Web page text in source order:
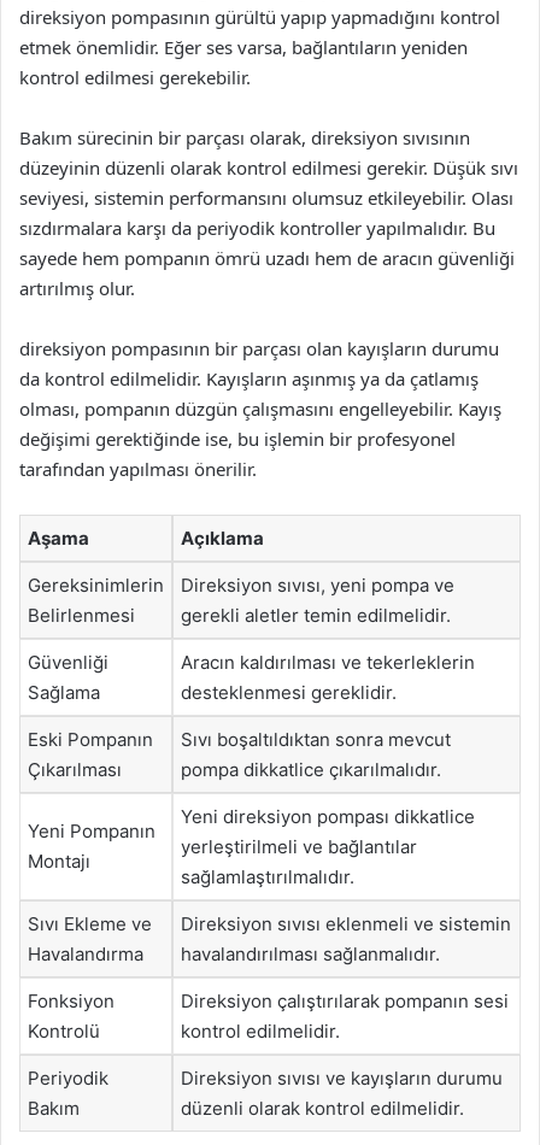
direksiyon pompasının gürültü yapıp yapmadığını kontrol
etmek önemlidir. Eğer ses varsa, bağlantıların yeniden
kontrol edilmesi gerekebilir.
Bakım sürecinin bir parçası olarak, direksiyon sıvısının
düzeyinin düzenli olarak kontrol edilmesi gerekir. Düşük sıvı
seviyesi, sistemin performansını olumsuz etkileyebilir. Olası
sızdırmalara karşı da periyodik kontroller yapılmalıdır. Bu
sayede hem pompanın ömrü uzadı hem de aracın güvenliği
artırılmış olur.
direksiyon pompasının bir parçası olan kayışların durumu
da kontrol edilmelidir. Kayışların aşınmış ya da çatlamış
olması, pompanın düzgün çalışmasını engelleyebilir. Kayış
değişimi gerektiğinde ise, bu işlemin bir profesyonel
tarafından yapılması önerilir.
Aşama Açıklama
Gereksinimlerin
Belirlenmesi
Direksiyon sıvısı, yeni pompa ve
gerekli aletler temin edilmelidir.
Güvenliği
Sağlama
Aracın kaldırılması ve tekerleklerin
desteklenmesi gereklidir.
Eski Pompanın
Çıkarılması
Sıvı boşaltıldıktan sonra mevcut
pompa dikkatlice çıkarılmalıdır.
Yeni Pompanın
Montajı
Yeni direksiyon pompası dikkatlice
yerleştirilmeli ve bağlantılar
sağlamlaştırılmalıdır.
Sıvı Ekleme ve
Havalandırma
Direksiyon sıvısı eklenmeli ve sistemin
havalandırılması sağlanmalıdır.
Fonksiyon
Kontrolü
Direksiyon çalıştırılarak pompanın sesi
kontrol edilmelidir.
Periyodik
Bakım
Direksiyon sıvısı ve kayışların durumu
düzenli olarak kontrol edilmelidir.